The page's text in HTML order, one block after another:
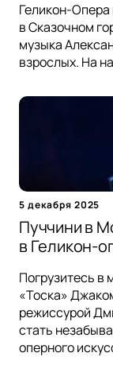
Геликон-Опера
в Сказочном
музыка
взрослых. На
5 декабря 2025
Пуччини в
в Геликон-
Погрузитесь в
«Тоска»
режиссурой
стать
оперного